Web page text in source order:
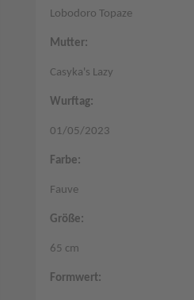
Lobodoro Topaze
Mutter:
Casyka's Lazy
Wurftag:
01/05/2023
Farbe:
Fauve
Größe:
65 cm
Formwert: